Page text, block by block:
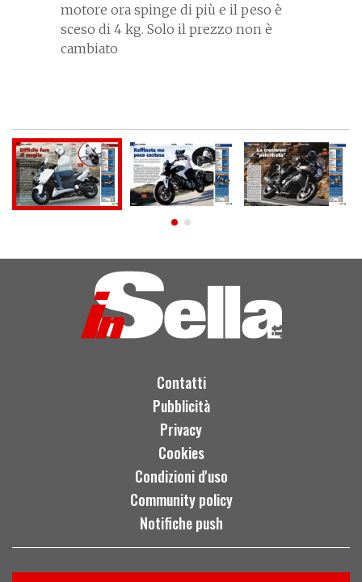
motore ora spinge di più e il peso è
sceso di 4 kg. Solo il prezzo non è
cambiato
Contatti
Pubblicità
Privacy
Cookies
Condizioni d'uso
Community policy
Notifiche push